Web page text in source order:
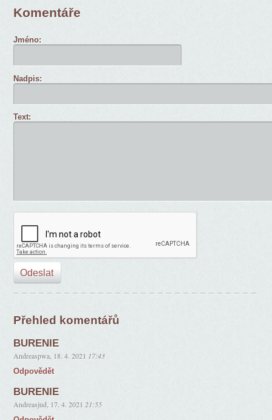
Komentáře
Jméno:
Nadpis:
Text:
Přehled komentářů
BURENIE
Andreaspwa 18. 4. 2021 17:43
Odpovědět
BURENIE
Andreasjud 17. 4. 2021 21:55